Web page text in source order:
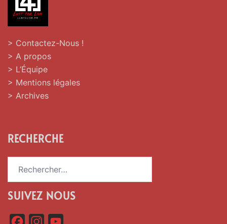
> Contactez-Nous !
> A propos
> L’Équipe
> Mentions légales
> Archives
RECHERCHE
SUIVEZ NOUS